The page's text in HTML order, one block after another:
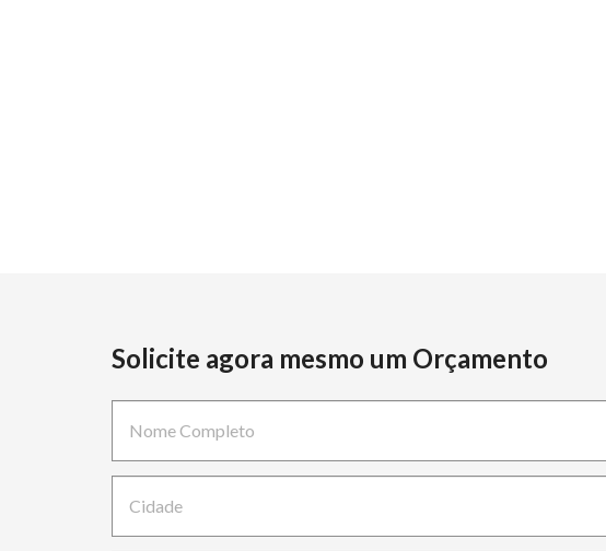
Solicite agora mesmo um Orçamento